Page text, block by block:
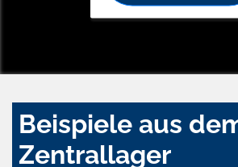
Beispiele aus
Zentrallager